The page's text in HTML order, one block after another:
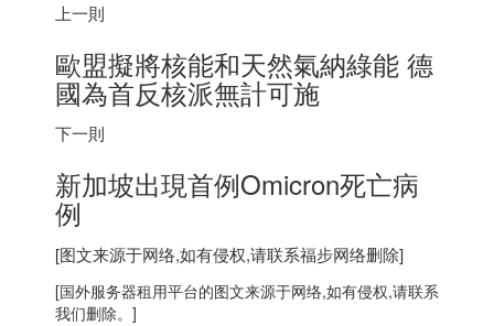
上一則
歐盟擬將核能和天然氣納綠能 德
國為首反核派無計可施
下一則
新加坡出現首例Omicron死亡病
例
[图文来源于网络,如有侵权,请联系福步网络删除]
[国外服务器租用平台的图文来源于网络,如有侵权,请联系
我们删除。]